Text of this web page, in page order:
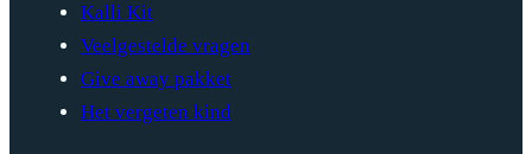
Kalli Kit
Veelgestelde vragen
Give away pakket
Het vergeten kind